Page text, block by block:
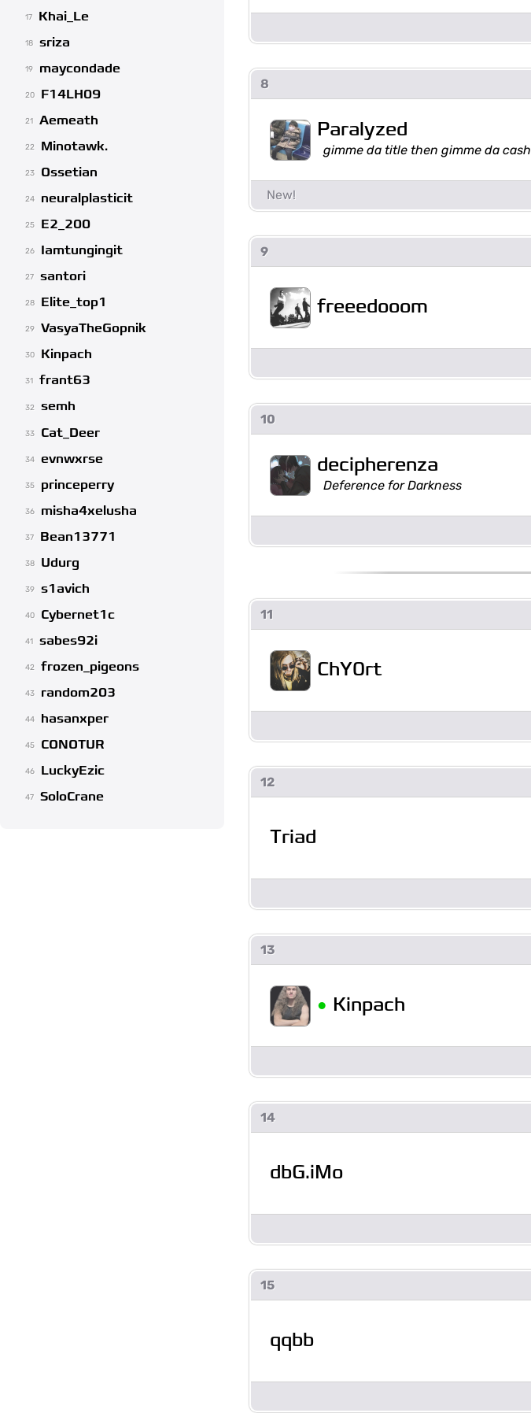
17 Khai_Le
18 sriza
19 maycondade
20 F14LH09
21 Aemeath
22 Minotawk.
23 Ossetian
24 neuralplasticit
25 E2_200
26 Iamtungingit
27 santori
28 Elite_top1
29 VasyaTheGopnik
30 Kinpach
31 frant63
32 semh
33 Cat_Deer
34 evnwxrse
35 princeperry
36 misha4xelusha
37 Bean13771
38 Udurg
39 s1avich
40 Cybernet1c
41 sabes92i
42 frozen_pigeons
43 random203
44 hasanxper
45 CONOTUR
46 LuckyEzic
47 SoloCrane
8
Paralyzed
gimme da title then gimme da cash
9
freeedooom
10
decipherenza
Deference for Darkness
11
ChY0rt
12
Triad
13
• Kinpach
14
dbG.iMo
15
qqbb